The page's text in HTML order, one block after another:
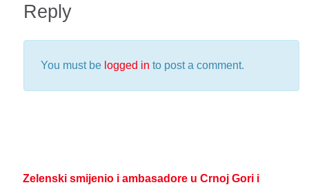
Reply
You must be logged in to post a comment.
Zelenski smijenio i ambasadore u Crnoj Gori i